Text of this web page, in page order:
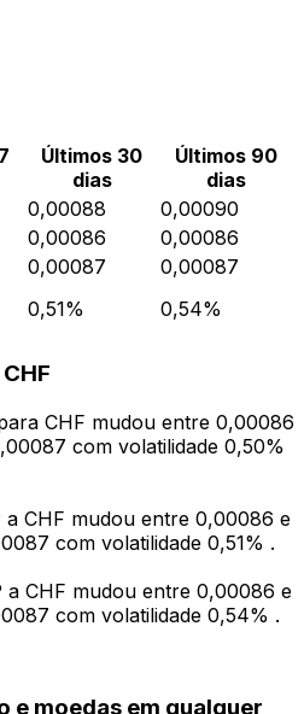
Últimos 30
dias
Últimos 90
dias
0,00088
0,00090
0,00086
0,00086
0,00087
0,00087
0,51% 0,54%
CHF mudou entre 0,00086
com volatilidade 0,50%
a CHF mudou entre 0,00086 e
com volatilidade 0,51% .
a CHF mudou entre 0,00086 e
com volatilidade 0,54% .
e moedas em qualquer